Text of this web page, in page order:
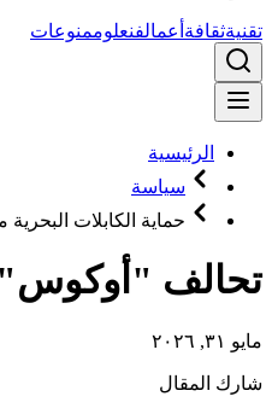
تقنيةثقافة أعمالفنعلوممنوعات
الرئيسية
سياسة
حماية الكابلات البحرية
تحالف "أوكوس"
مايو ٣١, ٢٠٢٦
شارك المقال